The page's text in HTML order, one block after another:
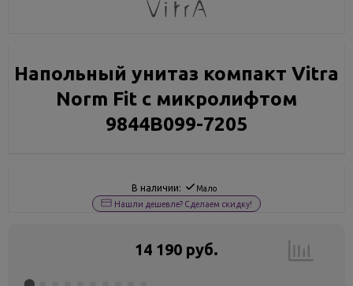
Напольный унитаз компакт Vitra
Norm Fit с микролифтом
9844B099-7205
В наличии: Мало
Нашли дешевле? Сделаем скидку!
14 190 руб.